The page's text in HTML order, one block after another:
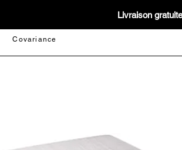
Livraison
Covariance